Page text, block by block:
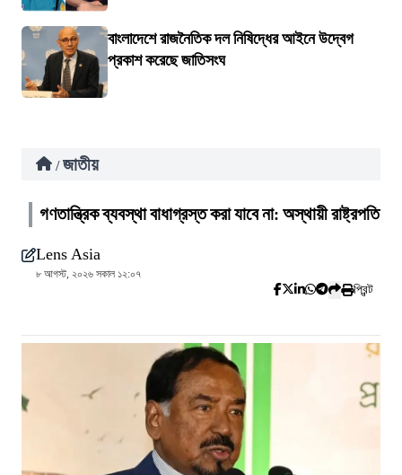
বাংলাদেশে রাজনৈতিক দল নিষিদ্ধের আইনে উদ্বেগ
প্রকাশ করেছে জাতিসংঘ
/ জাতীয়
গণতান্ত্রিক ব্যবস্থা বাধাগ্রস্ত করা যাবে না: অস্থায়ী রাষ্ট্রপতি
Lens Asia
৮ আগস্ট, ২০২৬ সকাল ১২:০৭
প্রিন্ট